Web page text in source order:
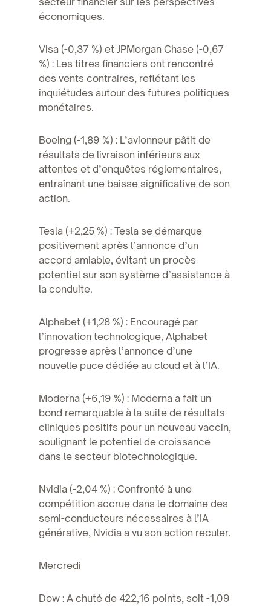
économiques.
Visa (-0,37 %) et JPMorgan Chase (-0,67
%) : Les titres financiers ont rencontré
des vents contraires, reflétant les
inquiétudes autour des futures politiques
monétaires.
Boeing (-1,89 %) : L’avionneur pâtit de
résultats de livraison inférieurs aux
attentes et d’enquêtes réglementaires,
entraînant une baisse significative de son
action.
Tesla (+2,25 %) : Tesla se démarque
positivement après l’annonce d’un
accord amiable, évitant un procès
potentiel sur son système d’assistance à
la conduite.
Alphabet (+1,28 %) : Encouragé par
l’innovation technologique, Alphabet
progresse après l’annonce d’une
nouvelle puce dédiée au cloud et à l’IA.
Moderna (+6,19 %) : Moderna a fait un
bond remarquable à la suite de résultats
cliniques positifs pour un nouveau vaccin,
soulignant le potentiel de croissance
dans le secteur biotechnologique.
Nvidia (-2,04 %) : Confronté à une
compétition accrue dans le domaine des
semi-conducteurs nécessaires à l’IA
générative, Nvidia a vu son action reculer.
Mercredi
Dow : A chuté de 422,16 points, soit -1,09